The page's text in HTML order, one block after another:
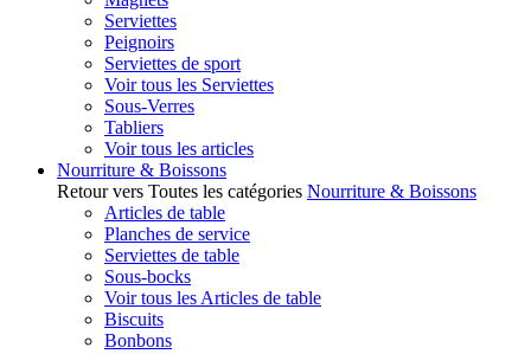
Serviettes
Peignoirs
Serviettes de sport
Voir tous les Serviettes
Sous-Verres
Tabliers
Voir tous les articles
Nourriture & Boissons
Retour vers Toutes les catégories Nourriture & Boissons
Articles de table
Planches de service
Serviettes de table
Sous-bocks
Voir tous les Articles de table
Biscuits
Bonbons